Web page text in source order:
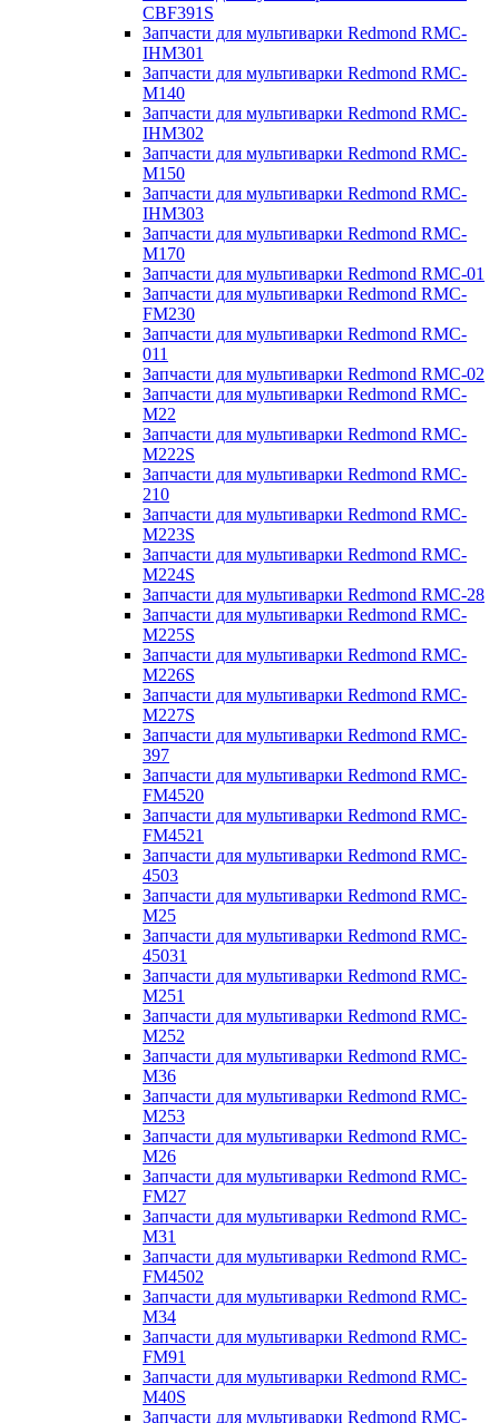
CBF391S
Запчасти для мультиварки Redmond RMC-
IHM301
Запчасти для мультиварки Redmond RMC-
M140
Запчасти для мультиварки Redmond RMC-
IHM302
Запчасти для мультиварки Redmond RMC-
M150
Запчасти для мультиварки Redmond RMC-
IHM303
Запчасти для мультиварки Redmond RMC-
M170
Запчасти для мультиварки Redmond RMC-01
Запчасти для мультиварки Redmond RMC-
FM230
Запчасти для мультиварки Redmond RMC-
011
Запчасти для мультиварки Redmond RMC-02
Запчасти для мультиварки Redmond RMC-
M22
Запчасти для мультиварки Redmond RMC-
M222S
Запчасти для мультиварки Redmond RMC-
210
Запчасти для мультиварки Redmond RMC-
M223S
Запчасти для мультиварки Redmond RMC-
M224S
Запчасти для мультиварки Redmond RMC-28
Запчасти для мультиварки Redmond RMC-
M225S
Запчасти для мультиварки Redmond RMC-
M226S
Запчасти для мультиварки Redmond RMC-
M227S
Запчасти для мультиварки Redmond RMC-
397
Запчасти для мультиварки Redmond RMC-
FM4520
Запчасти для мультиварки Redmond RMC-
FM4521
Запчасти для мультиварки Redmond RMC-
4503
Запчасти для мультиварки Redmond RMC-
M25
Запчасти для мультиварки Redmond RMC-
45031
Запчасти для мультиварки Redmond RMC-
M251
Запчасти для мультиварки Redmond RMC-
M252
Запчасти для мультиварки Redmond RMC-
M36
Запчасти для мультиварки Redmond RMC-
M253
Запчасти для мультиварки Redmond RMC-
M26
Запчасти для мультиварки Redmond RMC-
FM27
Запчасти для мультиварки Redmond RMC-
M31
Запчасти для мультиварки Redmond RMC-
FM4502
Запчасти для мультиварки Redmond RMC-
M34
Запчасти для мультиварки Redmond RMC-
FM91
Запчасти для мультиварки Redmond RMC-
M40S
Запчасти для мультиварки Redmond RMC-